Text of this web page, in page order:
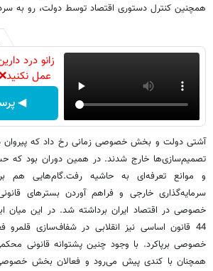
همچنین کنترل دستوری اقتصاد توسط دولت، رو به
زانو درد
عمل
◀
آشتی دولت و بخش خصوصی زمانی رخ داد که پیروان
تصمیم‌سازی‌ها خارج شدند. در همین دوران بود که
و موانع تعرفه‌ای به حاشیه رفت.گام‌هایی هم
سرمایه‌گذاری خارجی و فراهم آوردن بسترهای
خصوصی در اقتصاد ایران برداشته شد. در این میان
44 قانون اساسی نیز انقلابی در شفاف‌سازی
خصوصی برپاکرد. با وجود چنین پشتوانه قانونی
همچنان با کندی پیش می‌رود و فعالان بخش